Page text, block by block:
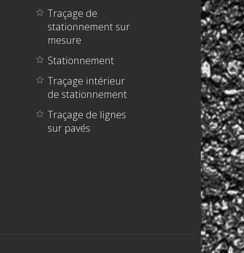
Traçage de
stationnement sur
mesure
Stationnement
Traçage intérieur
de stationnement
Traçage de lignes
sur pavés